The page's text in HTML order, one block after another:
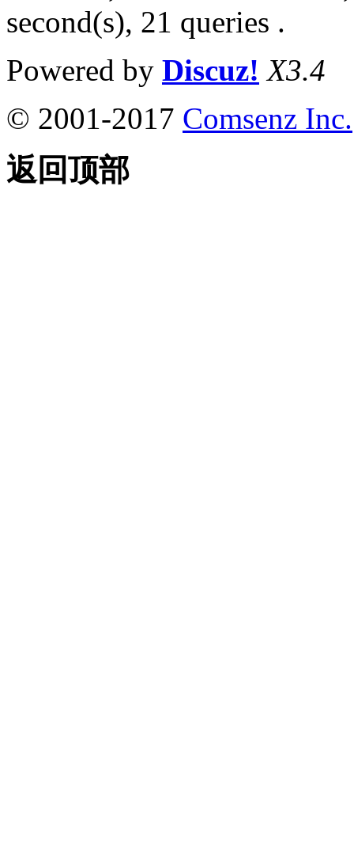
second(s), 21 queries .
Powered by Discuz! X3.4
© 2001-2017 Comsenz Inc.
返回顶部